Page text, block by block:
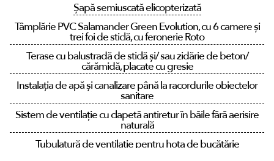
Șapă semiuscată elicopterizată
Tâmplărie PVC Salamander Green Evolution, cu 6 camere și
trei foi de sticlă, cu feronerie Roto
Terase cu balustradă de sticlă și/ sau zidărie de beton/
cărămidă, placate cu gresie
Instalația de apă și canalizare până la racordurile obiectelor
sanitare
Sistem de ventilație cu clapetă antiretur în băile fără aerisire
naturală
Tubulatură de ventilație pentru hota de bucătărie